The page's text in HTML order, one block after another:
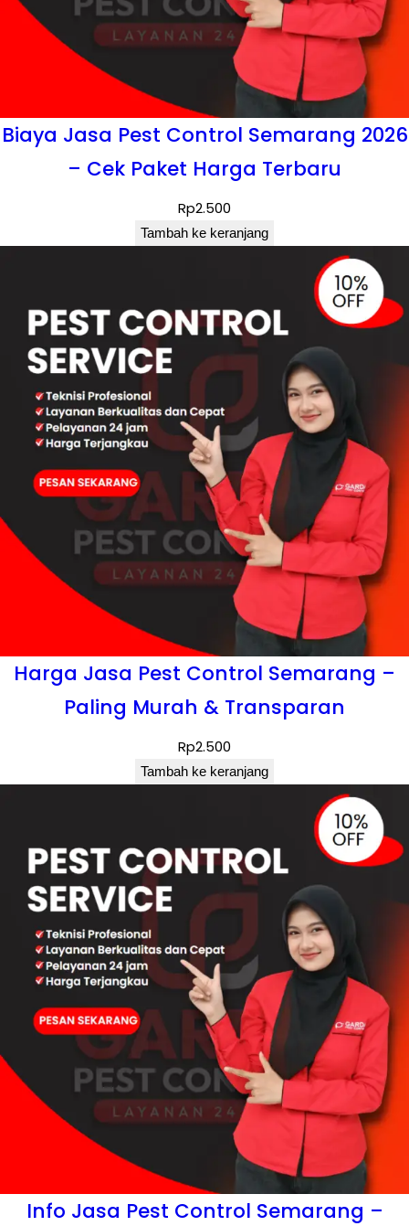
Biaya Jasa Pest Control Semarang 2026
– Cek Paket Harga Terbaru
Rp2.500
Tambah ke keranjang
Harga Jasa Pest Control Semarang –
Paling Murah & Transparan
Rp2.500
Tambah ke keranjang
Info Jasa Pest Control Semarang –